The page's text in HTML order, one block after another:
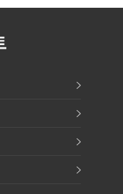
엔저'에 원화